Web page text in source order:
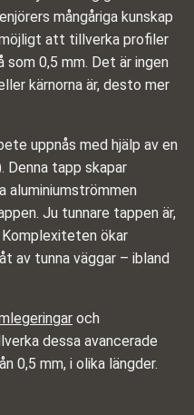
mångåriga kunskap
att tillverka profiler
som 0,5 mm. Det är ingen
kärnorna är, desto mer
uppnås med hjälp av en
tapp skapar
aluminiumströmmen
Ju tunnare tappen är,
ökar
av tunna väggar – ibland
och
dessa avancerade
0,5 mm, i olika längder.